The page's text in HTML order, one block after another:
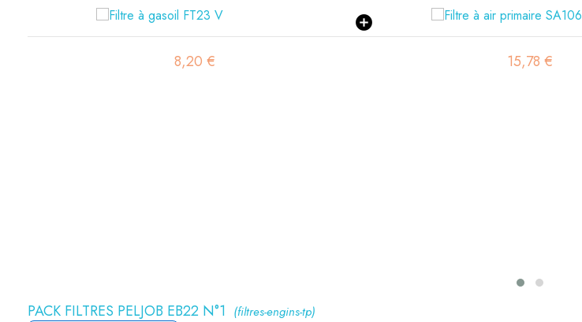
15,78 € 3,49 €
PACK FILTRES PELJOB EB22 N°1 (filtres-engins-tp)